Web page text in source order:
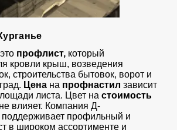
профлист, который
кровли крыш, возведения
строительства бытовок, ворот и
Цена на профнастил зависит
листа. Цвет настоимость
не влияет. Компания Д-
поддерживает профильный и
в широком ассортименте и